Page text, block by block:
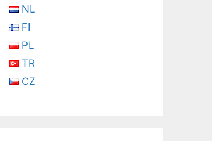
NL
FI
PL
TR
CZ